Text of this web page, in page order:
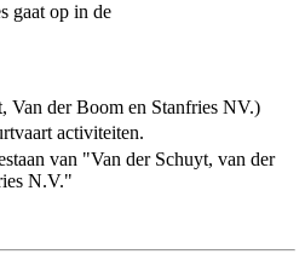
gaat op in de
Van der Boom en Stanfries NV.)
activiteiten.
van "Van der Schuyt, van der
N.V."